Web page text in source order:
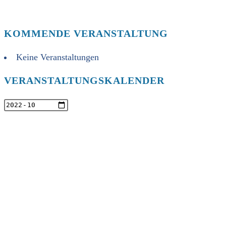
KOMMENDE VERANSTALTUNG
Keine Veranstaltungen
VERANSTALTUNGSKALENDER